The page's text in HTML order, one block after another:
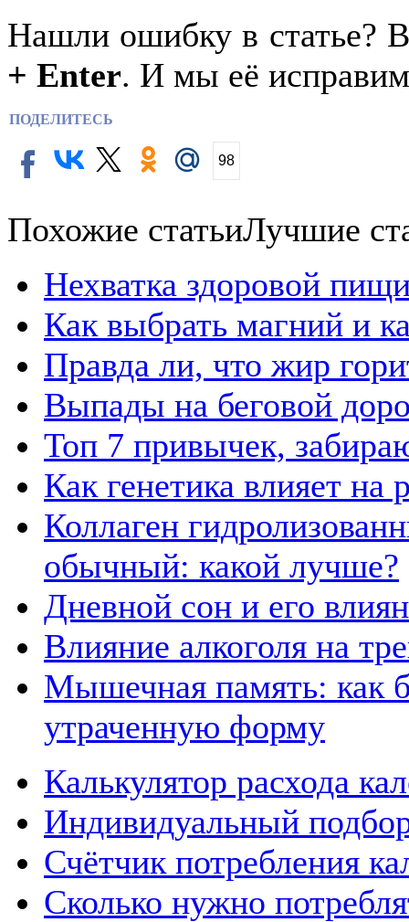
Нашли ошибку в статье?
+ Enter. И мы её
ПОДЕЛИТЕСЬ
98
Похожие статьиЛучшие
Нехватка здоровой
Как выбрать магний и
Правда ли, что жир
Выпады на беговой
Топ 7 привычек,
Как генетика влияет
Коллаген
обычный: какой лучше?
Дневной сон и его
Влияние алкоголя на
Мышечная память: как
утраченную форму
Калькулятор расхода
Индивидуальный
Счётчик потребления
Сколько нужно